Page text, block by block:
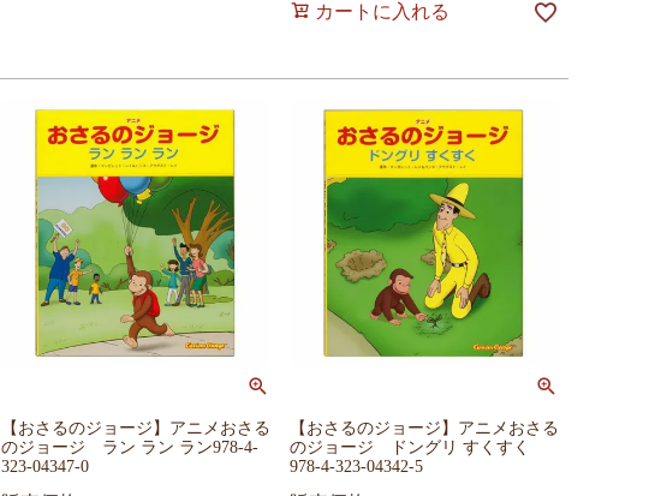
カートに入れる
【おさるのジョージ】アニメおさる
のジョージ ラン ラン ラン978-4-
323-04347-0
【おさるのジョージ】アニメおさる
のジョージ ドングリ すくすく
978-4-323-04342-5